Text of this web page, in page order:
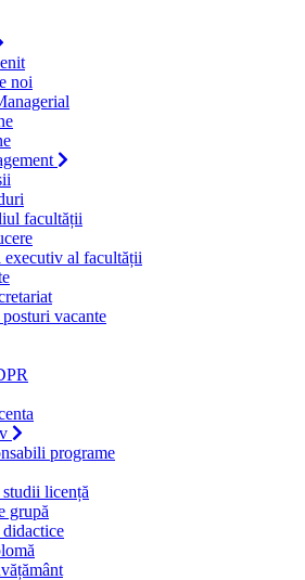
noi
facultății
al facultății
vacante
programe
licență
grupă